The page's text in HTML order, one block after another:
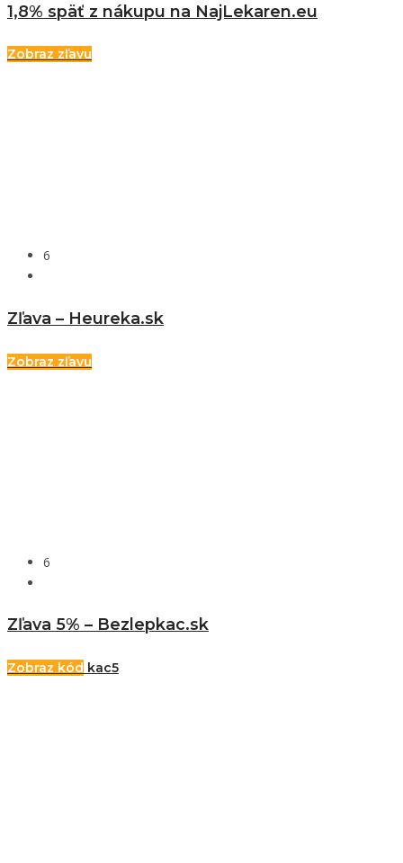
1,8% späť z nákupu na NajLekaren.eu
Zobraz zľavu
6
Zľava – Heureka.sk
Zobraz zľavu
6
Zľava 5% – Bezlepkac.sk
Zobraz kód kac5